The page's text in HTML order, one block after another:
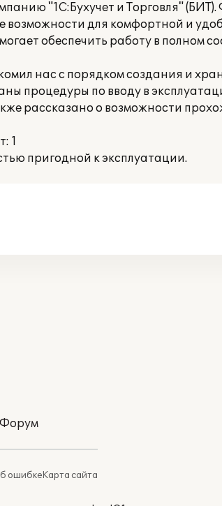
"1С:Бухучет и Торговля"
для комфортной и
обеспечить работу в полном
нас с порядком создания и
процедуры по вводу в
рассказано о возможности
1
пригодной к эксплуатации.
Форум
ошибкеКарта сайта